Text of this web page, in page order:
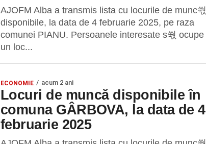
AJOFM Alba a transmis lista cu locurile de munc쒃
disponibile, la data de 4 februarie 2025, pe raza
comunei PIANU. Persoanele interesate s쒃 ocupe
un loc...
ECONOMIE acum 2 ani
Locuri de muncă disponibile în
comuna GÂRBOVA, la data de 4
februarie 2025